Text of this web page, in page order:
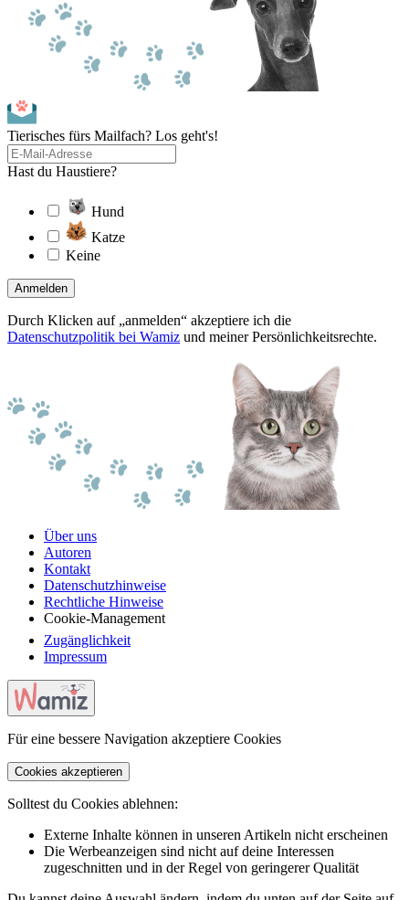
Tierisches fürs Mailfach? Los geht's!
Hast du Haustiere?
Hund
Katze
Keine
Anmelden
Durch Klicken auf „anmelden“ akzeptiere ich die
Datenschutzpolitik bei Wamiz und meiner Persönlichkeitsrechte.
Über uns
Autoren
Kontakt
Datenschutzhinweise
Rechtliche Hinweise
Cookie-Management
Zugänglichkeit
Impressum
Für eine bessere Navigation akzeptiere Cookies
Cookies akzeptieren
Solltest du Cookies ablehnen:
Externe Inhalte können in unseren Artikeln nicht erscheinen
Die Werbeanzeigen sind nicht auf deine Interessen
zugeschnitten und in der Regel von geringerer Qualität